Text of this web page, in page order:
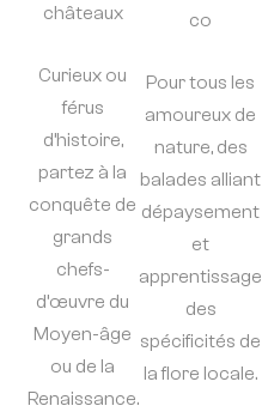
châteaux
Curieux ou
férus
d’histoire,
partez à la
conquête de
grands
chefs-
d’œuvre du
Moyen-âge
ou de la
Renaissance.
co
Pour tous les
amoureux de
nature, des
balades alliant
dépaysement
et
apprentissage
des
spécificités de
la flore locale.